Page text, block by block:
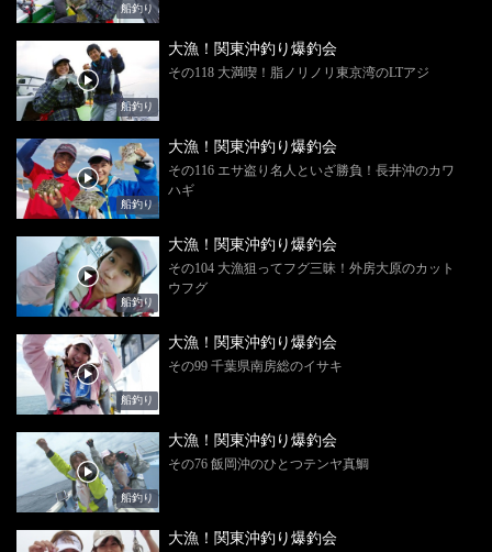
船釣り
船釣り
大漁！関東沖釣り爆釣会
その118 大満喫！脂ノリノリ東京湾のLTアジ
船釣り
大漁！関東沖釣り爆釣会
その116 エサ盗り名人といざ勝負！長井沖のカワ
ハギ
船釣り
大漁！関東沖釣り爆釣会
その104 大漁狙ってフグ三昧！外房大原のカット
ウフグ
船釣り
大漁！関東沖釣り爆釣会
その99 千葉県南房総のイサキ
船釣り
大漁！関東沖釣り爆釣会
その76 飯岡沖のひとつテンヤ真鯛
大漁！関東沖釣り爆釣会